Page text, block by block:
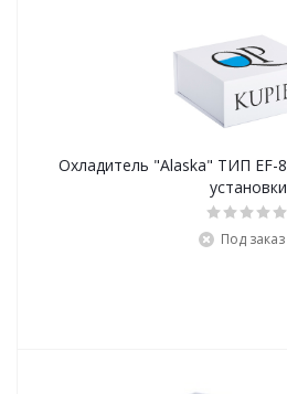
Охладитель "Alaska" ТИП EF-8, 8кВт, для внешней
установки
Под заказ